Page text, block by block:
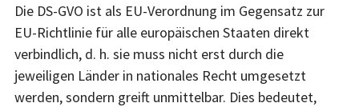
Die DS-GVO ist als EU-Verordnung im Gegensatz zur
EU-Richtlinie für alle europäischen Staaten direkt
verbindlich, d. h. sie muss nicht erst durch die
jeweiligen Länder in nationales Recht umgesetzt
werden, sondern greift unmittelbar. Dies bedeutet,